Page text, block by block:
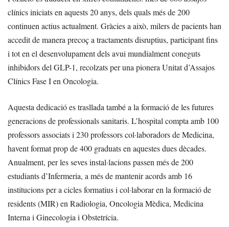
clínics iniciats en aquests 20 anys, dels quals més de 200
continuen actius actualment. Gràcies a això, milers de pacients han
accedit de manera precoç a tractaments disruptius, participant fins
i tot en el desenvolupament dels avui mundialment coneguts
inhibidors del GLP-1, recolzats per una pionera Unitat d’Assajos
Clínics Fase I en Oncologia.
Aquesta dedicació es trasllada també a la formació de les futures
generacions de professionals sanitaris. L’hospital compta amb 100
professors associats i 230 professors col·laboradors de Medicina,
havent format prop de 400 graduats en aquestes dues dècades.
Anualment, per les seves instal·lacions passen més de 200
estudiants d’Infermeria, a més de mantenir acords amb 16
institucions per a cicles formatius i col·laborar en la formació de
residents (MIR) en Radiologia, Oncologia Mèdica, Medicina
Interna i Ginecologia i Obstetrícia.